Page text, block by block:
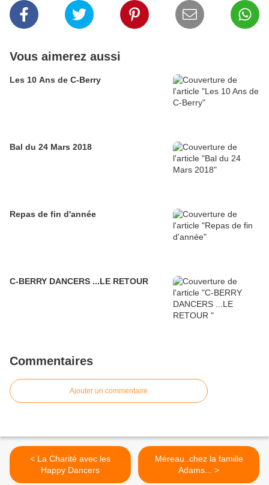
Vous aimerez aussi
Les 10 Ans de C-Berry
Bal du 24 Mars 2018
Repas de fin d'année
C-BERRY DANCERS ...LE RETOUR
Commentaires
Ajouter un commentaire
< La Charité avec les
Happy Dancers
Méreau..chez la famille
Adams... >